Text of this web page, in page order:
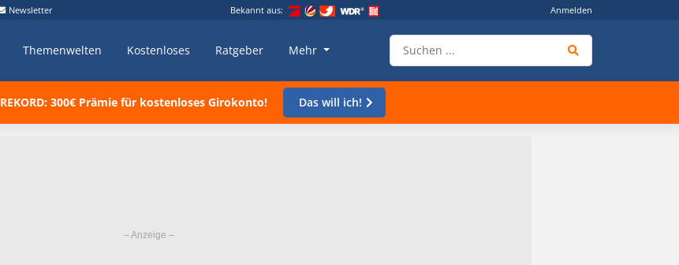
Newsletter Bekannt aus: Anmelden
Themenwelten Kostenloses Ratgeber Mehr
REKORD: 300€ Prämie für kostenloses Girokonto! Das will ich!